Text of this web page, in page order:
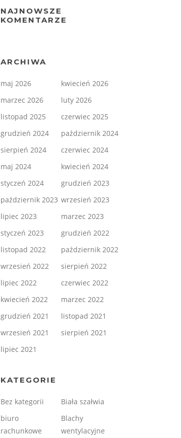
NAJNOWSZE
KOMENTARZE
ARCHIWA
maj 2026
kwiecień 2026
marzec 2026
luty 2026
listopad 2025
czerwiec 2025
grudzień 2024
październik 2024
sierpień 2024
czerwiec 2024
maj 2024
kwiecień 2024
styczeń 2024
grudzień 2023
październik 2023 wrzesień 2023
lipiec 2023
marzec 2023
styczeń 2023
grudzień 2022
listopad 2022
październik 2022
wrzesień 2022
sierpień 2022
lipiec 2022
czerwiec 2022
kwiecień 2022
marzec 2022
grudzień 2021
listopad 2021
wrzesień 2021
sierpień 2021
lipiec 2021
KATEGORIE
Bez kategorii
Biała szałwia
biuro
rachunkowe
Blachy
wentylacyjne